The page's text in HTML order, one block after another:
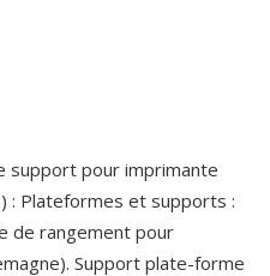
support pour imprimante
: Plateformes et supports :
de rangement pour
Support plate-forme